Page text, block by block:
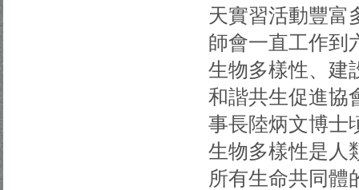
天實習活動豐富
師會一直工作到
生物多樣性、建
和諧共生促進協
事長陸炳文博士
生物多樣性是人
所有生命共同體